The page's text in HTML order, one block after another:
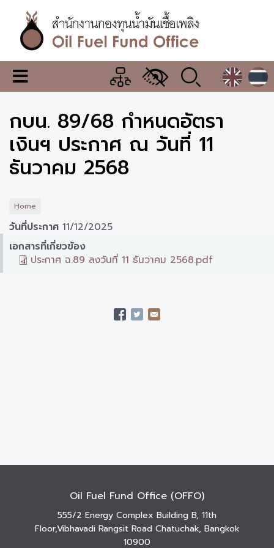
content
สำนักงาน
กองทุน
น้ำมัน
เชื้อ
เพลิง
เมนู
เปลี่ยน
แสดง
ผล
กบน. 89/68 กำหนดอัตรา
เงินฯ ประกาศ ณ วันที่ 11
ธันวาคม 2568
Home
วันที่ประกาศ 11/12/2025
เอกสารที่เกี่ยวข้อง
ประกาศ ฉ.89 ลงวันที่ 11 ธันวาคม 2568.pdf
Oil Fuel Fund Office (OFFO)
555/2 Energy Complex Building B, 11th
Floor,Vibhavadi Rangsit Road Chatuchak, Bangkok
10900